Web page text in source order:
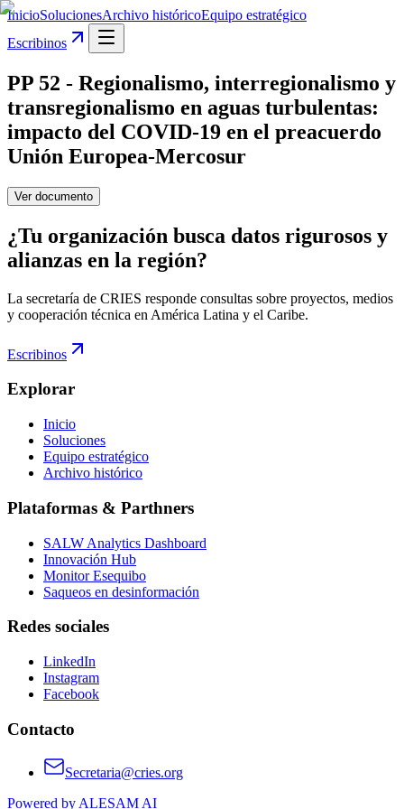
InicioSolucionesArchivo históricoEquipo estratégico
Escribinos
PP 52 - Regionalismo, interregionalismo y
transregionalismo en aguas turbulentas:
impacto del COVID-19 en el preacuerdo
Unión Europea-Mercosur
Ver documento
¿Tu organización busca datos rigurosos y
alianzas en la región?
La secretaría de CRIES responde consultas sobre proyectos, medios
y cooperación técnica en América Latina y el Caribe.
Escribinos
Explorar
Inicio
Soluciones
Equipo estratégico
Archivo histórico
Plataformas & Parthners
SALW Analytics Dashboard
Innovación Hub
Monitor Esequibo
Saqueos en desinformación
Redes sociales
LinkedIn
Instagram
Facebook
Contacto
Secretaria@cries.org
Powered by ALESAM AI